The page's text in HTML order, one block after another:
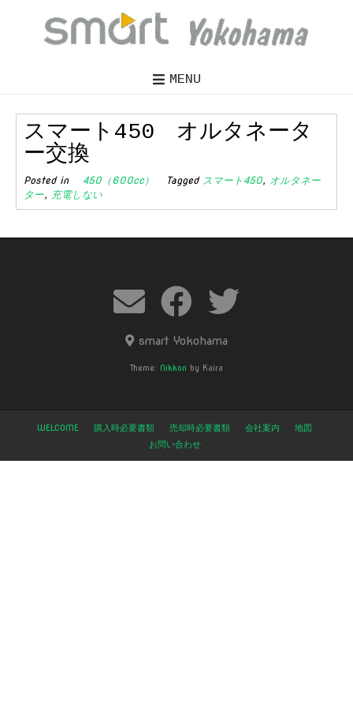
MENU
スマート450 オルタネータ
ー交換
Posted in 450（600cc） Tagged スマート450, オルタネー
ター, 充電しない
smart Yokohama
Theme: Nikkon by Kaira
WELCOME 購入時必要書類 売却時必要書類 会社案内
地図
お問い合わせ